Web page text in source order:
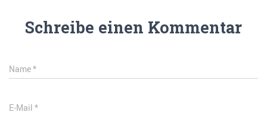
Schreibe einen Kommentar
Name*
E-Mail *